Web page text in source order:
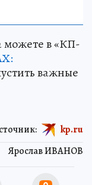
можете в «КП-
важные
Ярослав ИВАНОВ
kp.ru